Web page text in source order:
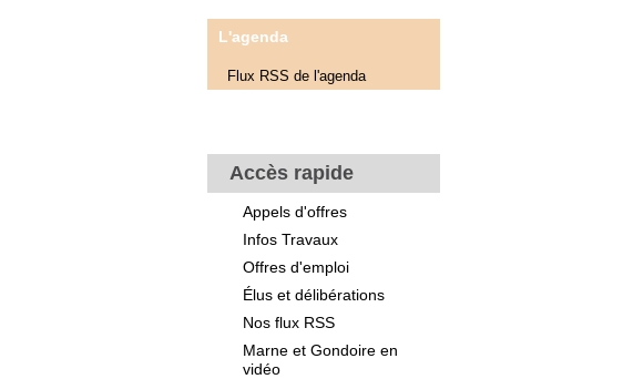
L'agenda
Flux RSS de l'agenda
Accès rapide
Appels d'offres
Infos Travaux
Offres d'emploi
Élus et délibérations
Nos flux RSS
Marne et Gondoire en
vidéo